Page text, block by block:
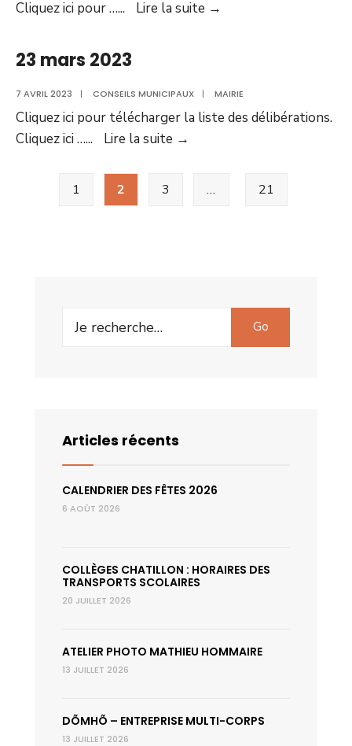
Cliquez ici pour …... Lire la suite →
23 mars 2023
7 AVRIL 2023 | CONSEILS MUNICIPAUX | MAIRIE
Cliquez ici pour télécharger la liste des délibérations.
Cliquez ici …... Lire la suite →
Pagination
1 2 3 … 21
Search
Go
Articles récents
CALENDRIER DES FÊTES 2026
6 AOÛT 2026
COLLÈGES CHATILLON : HORAIRES DES
TRANSPORTS SCOLAIRES
20 JUILLET 2026
ATELIER PHOTO MATHIEU HOMMAIRE
13 JUILLET 2026
DÕMHÕ – ENTREPRISE MULTI-CORPS
13 JUILLET 2026